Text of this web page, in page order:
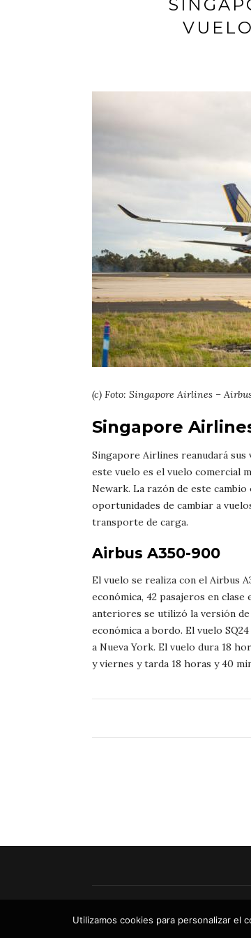
(c) Foto: Singapore Airlines –
Singapore
Singapore Airlines reanudará sus
este vuelo es el vuelo comercial
Newark. La razón de este
oportunidades de cambiar a
transporte de carga.
Airbus A350-900
El vuelo se realiza con el Airbus
económica, 42 pasajeros en
anteriores se utilizó la versión de
económica a bordo. El vuelo
a Nueva York. El vuelo dura 18
y viernes y tarda 18 horas y 40
Utilizamos cookies para personalizar el